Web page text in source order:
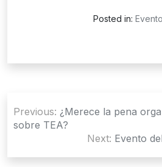
Posted in:
de
Previous: ¿Merece la pena
sobre TEA?
Next: Evento